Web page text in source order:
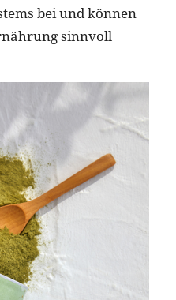
bei und können
sinnvoll